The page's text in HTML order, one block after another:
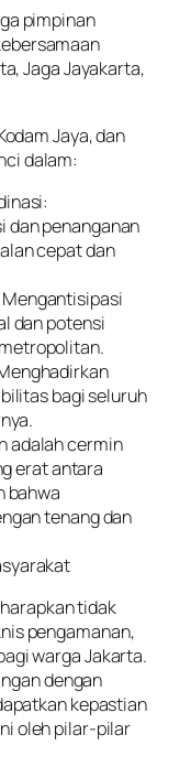
pimpinan
Jaga Jayakarta,
Jaya, dan
dalam:
dan penanganan
cepat dan
dan potensi
bagi seluruh
adalah cermin
erat antara
bahwa
tenang dan
tidak
pengamanan,
warga Jakarta.
dengan
kepastian
oleh pilar-pilar